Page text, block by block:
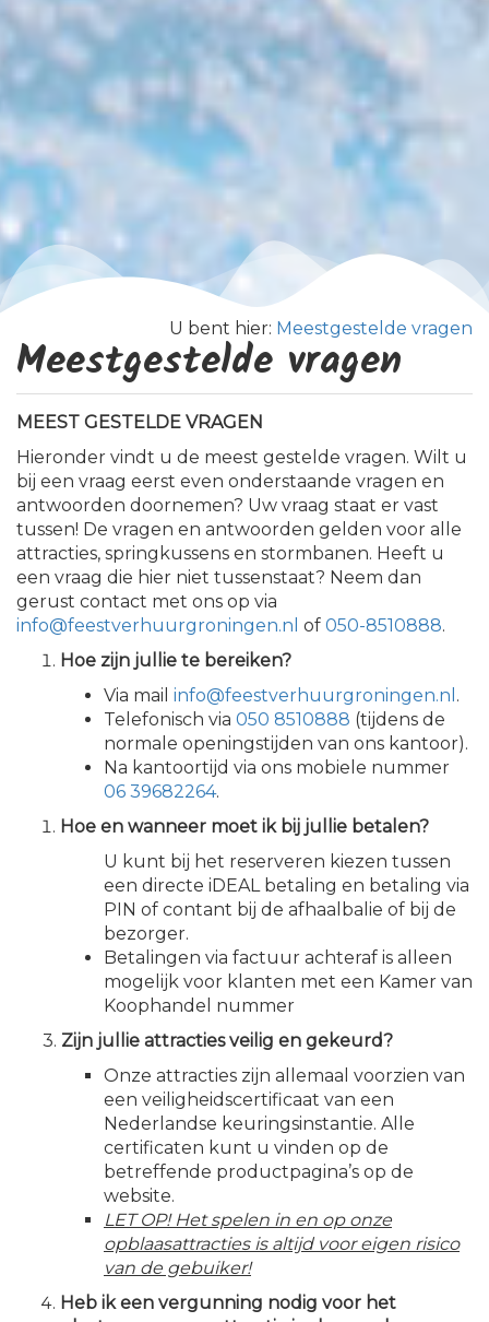
U bent hier: Meestgestelde vragen
Meestgestelde vragen
MEEST GESTELDE VRAGEN
Hieronder vindt u de meest gestelde vragen. Wilt u
bij een vraag eerst even onderstaande vragen en
antwoorden doornemen? Uw vraag staat er vast
tussen! De vragen en antwoorden gelden voor alle
attracties, springkussens en stormbanen. Heeft u
een vraag die hier niet tussenstaat? Neem dan
gerust contact met ons op via
info@feestverhuurgroningen.nl of 050-8510888.
Hoe zijn jullie te bereiken?
Via mail info@feestverhuurgroningen.nl .
Telefonisch via 050 8510888 (tijdens de
normale openingstijden van ons kantoor).
Na kantoortijd via ons mobiele nummer
06 39682264.
Hoe en wanneer moet ik bij jullie betalen?
U kunt bij het reserveren kiezen tussen
een directe iDEAL betaling en betaling via
PIN of contant bij de afhaalbalie of bij de
bezorger.
Betalingen via factuur achteraf is alleen
mogelijk voor klanten met een Kamer van
Koophandel nummer
3. Zijn jullie attracties veilig en gekeurd?
Onze attracties zijn allemaal voorzien van
een veiligheidscertificaat van een
Nederlandse keuringsinstantie. Alle
certificaten kunt u vinden op de
betreffende productpagina’s op de
website.
LET OP! Het spelen in en op onze
opblaasattracties is altijd voor eigen risico
van de gebuiker!
Heb ik een vergunning nodig voor het